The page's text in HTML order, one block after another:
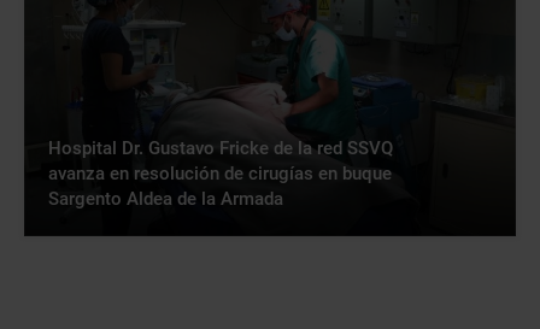
Hospital Dr. Gustavo Fricke de la red SSVQ
avanza en resolución de cirugías en buque
Sargento Aldea de la Armada